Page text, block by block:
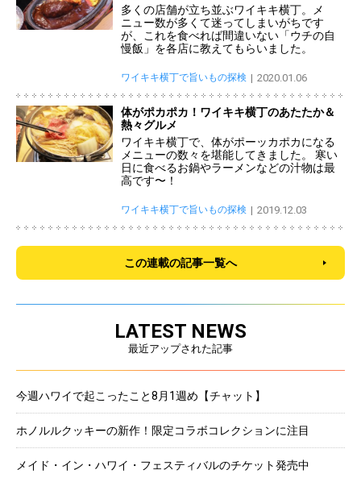
多くの店舗が立ち並ぶワイキキ横丁。メ
ニュー数が多くて迷ってしまいがちです
が、これを食べれば間違いない「ウチの自
慢飯」を各店に教えてもらいました。
ワイキキ横丁で旨いもの探検 2020.01.06
体がポカポカ！ワイキキ横丁のあたたか＆
熱々グルメ
ワイキキ横丁で、体がポーッカポカになる
メニューの数々を堪能してきました。 寒い
日に食べるお鍋やラーメンなどの汁物は最
高です〜！
ワイキキ横丁で旨いもの探検 2019.12.03
この連載の記事一覧へ
LATEST NEWS
最近アップされた記事
今週ハワイで起こったこと8月1週め【チャット】
ホノルルクッキーの新作！限定コラボコレクションに注目
メイド・イン・ハワイ・フェスティバルのチケット発売中